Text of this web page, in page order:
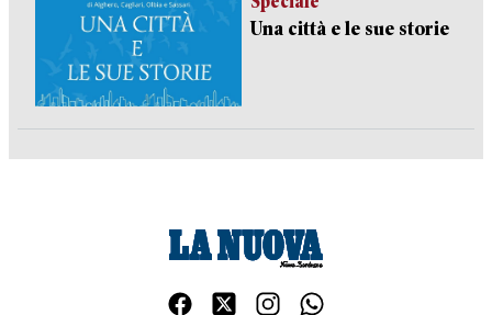
Una città e le sue storie